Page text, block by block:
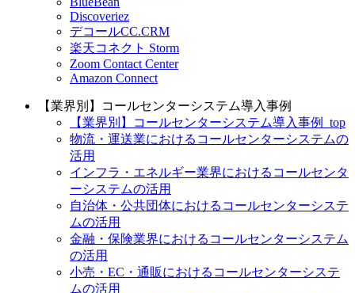
Discoveriez
デコールCC.CRM
楽天コネクト Storm
Zoom Contact Center
Amazon Connect
【業界別】コールセンターシステム導入事例
【業界別】コールセンターシステム導入事例_top
物流・運送業におけるコールセンターシステムの
活用
インフラ・エネルギー業界におけるコールセンタ
ーシステムの活用
自治体・公共団体におけるコールセンターシステ
ムの活用
金融・保険業界におけるコールセンターシステム
の活用
小売・EC・通販におけるコールセンターシステ
ムの活用